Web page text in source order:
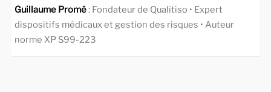
Guillaume Promé: Fondateur de Qualitiso • Expert
dispositifs médicaux et gestion des risques • Auteur
norme XP S99-223